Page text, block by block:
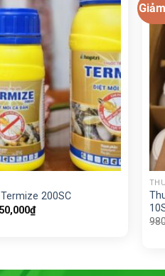
200SC
₫Giá
hiện